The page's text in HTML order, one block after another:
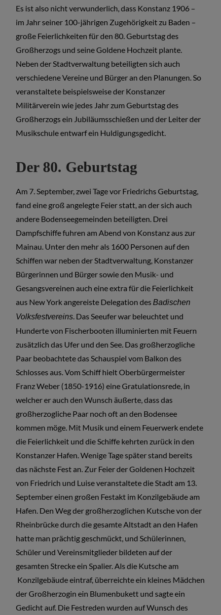
Es ist also nicht verwunderlich, dass Konstanz 1906 –
im Jahr seiner 100-jährigen Zugehörigkeit zu Baden –
große Feierlichkeiten für den 80. Geburtstag des
Großherzogs und seine Goldene Hochzeit plante.
Neben der Stadtverwaltung beteiligten sich auch
verschiedene Vereine und Bürger an den Planungen. So
veranstaltete beispielsweise der Konstanzer
Militärverein wie jedes Jahr zum Geburtstag des
Großherzogs ein Jubiläumsschießen und der Leiter der
Musikschule entwarf ein Huldigungsgedicht.
Der 80. Geburtstag
Am 7. September, zwei Tage vor Friedrichs Geburtstag,
fand eine groß angelegte Feier statt, an der sich auch
andere Bodenseegemeinden beteiligten. Drei
Dampfschiffe fuhren am Abend von Konstanz aus zur
Mainau. Unter den mehr als 1600 Personen auf den
Schiffen war neben der Stadtverwaltung, Konstanzer
Bürgerinnen und Bürger sowie den Musik- und
Gesangsvereinen auch eine extra für die Feierlichkeit
aus New York angereiste Delegation desBadischen
Volksfestvereins. Das Seeufer war beleuchtet und
Hunderte von Fischerbooten illuminierten mit Feuern
zusätzlich das Ufer und den See. Das großherzogliche
Paar beobachtete das Schauspiel vom Balkon des
Schlosses aus. Vom Schiff hielt Oberbürgermeister
Franz Weber (1850-1916) eine Gratulationsrede, in
welcher er auch den Wunsch äußerte, dass das
großherzogliche Paar noch oft an den Bodensee
kommen möge. Mit Musik und einem Feuerwerk endete
die Feierlichkeit und die Schiffe kehrten zurück in den
Konstanzer Hafen. Wenige Tage später stand bereits
das nächste Fest an. Zur Feier der Goldenen Hochzeit
von Friedrich und Luise veranstaltete die Stadt am 13.
September einen großen Festakt im Konzilgebäude am
Hafen. Den Weg der großherzoglichen Kutsche von der
Rheinbrücke durch die gesamte Altstadt an den Hafen
hatte man prächtig geschmückt, und Schülerinnen,
Schüler und Vereinsmitglieder bildeten auf der
gesamten Strecke ein Spalier. Als die Kutsche am
Konzilgebäude eintraf, überreichte ein kleines Mädchen
der Großherzogin ein Blumenbukett und sagte ein
Gedicht auf. Die Festreden wurden auf Wunsch des